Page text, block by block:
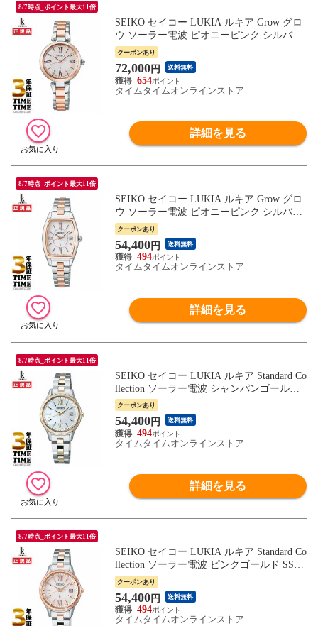
8/7時点_ポイント最大11倍
SEIKO セイコー LUKIA ルキア Grow グロ
ウ ソーラー電波 ピオニーピンク シルバー
ピンクゴールド SSQW082 【安心の5年保
証】
クーポンあり
72,000円 送料無料
654
タイムタイムオンラインストア
詳細を見る
8/7時点_ポイント最大11倍
SEIKO セイコー LUKIA ルキア Grow グロ
ウ ソーラー電波 ピオニーピンク シルバー
ピンクゴールド SSVW230 【安心の5年保
証】
クーポンあり
54,400円 送料無料
494
タイムタイムオンラインストア
詳細を見る
8/7時点_ポイント最大11倍
SEIKO セイコー LUKIA ルキア Standard Co
llection ソーラー電波 シャンパンゴールド
SSVV084 【安心の5年保証】
クーポンあり
54,400円 送料無料
494
タイムタイムオンラインストア
詳細を見る
8/7時点_ポイント最大11倍
SEIKO セイコー LUKIA ルキア Standard Co
llection ソーラー電波 ピンクゴールド SSV
V082 【安心の5年保証】
クーポンあり
54,400円 送料無料
494
タイムタイムオンラインストア